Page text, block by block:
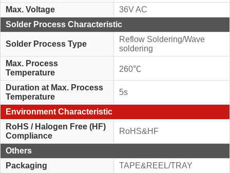
Max. Voltage
36V AC
Solder Process Characteristic
Solder Process Type
Reflow Soldering/Wave
soldering
Max. Process
Temperature
260℃
Duration at Max. Process
Temperature
5s
Environment Characteristic
RoHS / Halogen Free (HF)
Compliance
RoHS&HF
Others
Packaging
TAPE&REEL/TRAY